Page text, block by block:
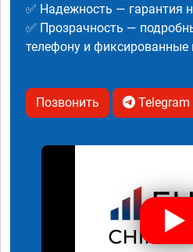
✅ Надежность — гарантия
✅ Прозрачность —
телефону и фиксированные
Позвонить Telegram